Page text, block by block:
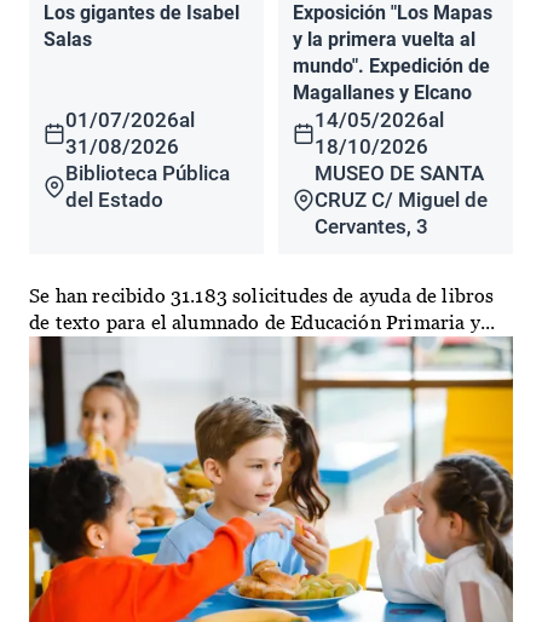
Los gigantes de Isabel
Salas
01/07/2026al
31/08/2026
Biblioteca Pública
del Estado
Exposición "Los Mapas
y la primera vuelta al
mundo". Expedición de
Magallanes y Elcano
14/05/2026al
18/10/2026
MUSEO DE SANTA
CRUZ C/ Miguel de
Cervantes, 3
Se han recibido 31.183 solicitudes de ayuda de libros
de texto para el alumnado de Educación Primaria y...